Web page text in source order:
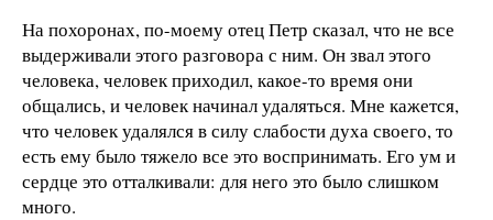
На похоронах, по-моему отец Петр сказал, что не все
выдерживали этого разговора с ним. Он звал этого
человека, человек приходил, какое-то время они
общались, и человек начинал удаляться. Мне кажется,
что человек удалялся в силу слабости духа своего, то
есть ему было тяжело все это воспринимать. Его ум и
сердце это отталкивали: для него это было слишком
много.